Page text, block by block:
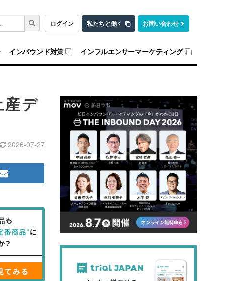
ログイン 私たちと働く お問い合わせ
インバウンド対策 インフルエンサーマーケティング
産デ
2026-07-27
メ
マ
ガ
登
録
す